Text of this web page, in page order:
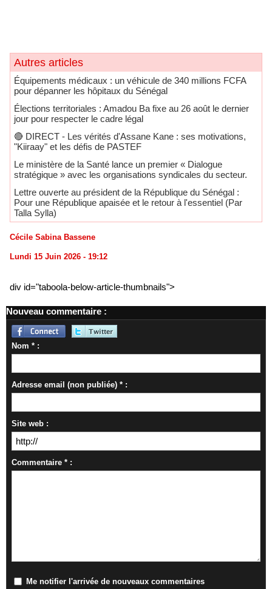
Autres articles
Équipements médicaux : un véhicule de 340 millions FCFA
pour dépanner les hôpitaux du Sénégal
Élections territoriales : Amadou Ba fixe au 26 août le dernier
jour pour respecter le cadre légal
🔴​ DIRECT - Les vérités d'Assane Kane : ses motivations,
"Kiiraay" et les défis de PASTEF
Le ministère de la Santé lance un premier « Dialogue
stratégique » avec les organisations syndicales du secteur.
Lettre ouverte au président de la République du Sénégal :
Pour une République apaisée et le retour à l'essentiel (Par
Talla Sylla)
Cécile Sabina Bassene
Lundi 15 Juin 2026 - 19:12
div id="taboola-below-article-thumbnails">
Nouveau commentaire :
Nom * :
Adresse email (non publiée) * :
Site web :
Commentaire * :
Me notifier l'arrivée de nouveaux commentaires